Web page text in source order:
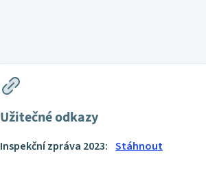
Užitečné odkazy
Inspekční zpráva 2023: Stáhnout